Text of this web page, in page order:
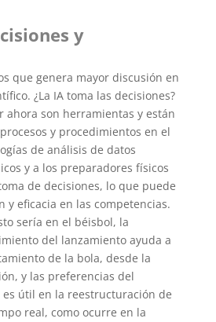
y
que genera mayor discusión en
¿La IA toma las decisiones?
ahora son herramientas y están
y procedimientos en el
de análisis de datos
y a los preparadores físicos
de decisiones, lo que puede
y eficacia en las competencias.
sería en el béisbol, la
del lanzamiento ayuda a
de la bola, desde la
y las preferencias del
útil en la reestructuración de
real, como ocurre en la